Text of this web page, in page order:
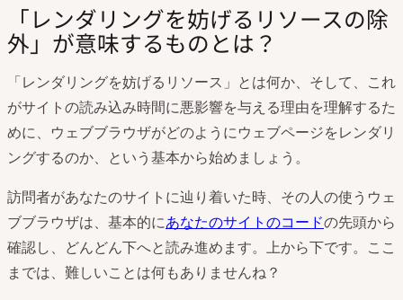
「レンダリングを妨げるリソースの除
外」が意味するものとは？
「レンダリングを妨げるリソース」とは何か、そして、これ
がサイトの読み込み時間に悪影響を与える理由を理解するた
めに、ウェブブラウザがどのようにウェブページをレンダリ
ングするのか、という基本から始めましょう。
訪問者があなたのサイトに辿り着いた時、その人の使うウェ
ブブラウザは、基本的にあなたのサイトのコードの先頭から
確認し、どんどん下へと読み進めます。上から下です。ここ
までは、難しいことは何もありませんね？